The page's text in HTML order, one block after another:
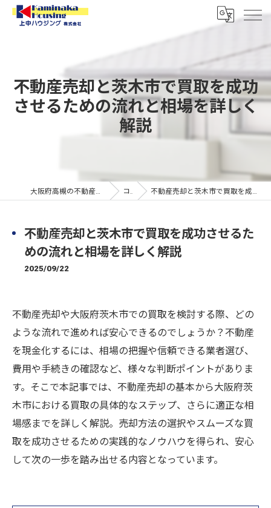
不動産売却と茨木市で買取を成功
させるための流れと相場を詳しく
解説
大阪府高槻の不動産なら上中ハウジング株式会社 コラム 不動産売却と茨木市で買取を成功させるための流れと相場を詳しく解説
不動産売却と茨木市で買取を成功させるた
めの流れと相場を詳しく解説
2025/09/22
不動産売却や大阪府茨木市での買取を検討する際、どの
ような流れで進めれば安心できるのでしょうか？不動産
を現金化するには、相場の把握や信頼できる業者選び、
費用や手続きの確認など、様々な判断ポイントがありま
す。そこで本記事では、不動産売却の基本から大阪府茨
木市における買取の具体的なステップ、さらに適正な相
場感までを詳しく解説。売却方法の選択やスムーズな買
取を成功させるための実践的なノウハウを得られ、安心
して次の一歩を踏み出せる内容となっています。